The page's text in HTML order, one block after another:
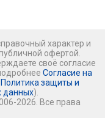
характер и
офертой.
своё согласие
Согласие на
Политика защиты и
данных).
2026. Все права